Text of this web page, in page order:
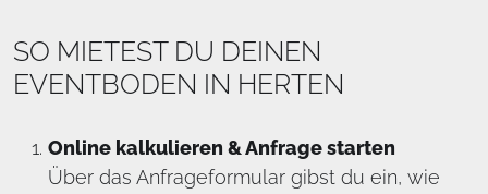
SO MIETEST DU DEINEN
EVENTBODEN IN HERTEN
Online kalkulieren & Anfrage starten
Über das Anfrageformular gibst du ein, wie